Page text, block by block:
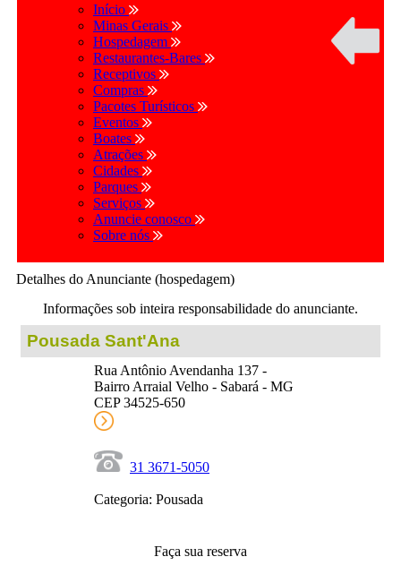
Início
Minas Gerais
Hospedagem
Restaurantes-Bares
Receptivos
Compras
Pacotes Turísticos
Eventos
Boates
Atrações
Cidades
Parques
Serviços
Anuncie conosco
Sobre nós
Detalhes do Anunciante (hospedagem)
Informações sob inteira responsabilidade do anunciante.
Pousada Sant'Ana
Rua Antônio Avendanha 137 -
Bairro Arraial Velho - Sabará - MG
CEP 34525-650
31 3671-5050
Categoria: Pousada
Faça sua reserva